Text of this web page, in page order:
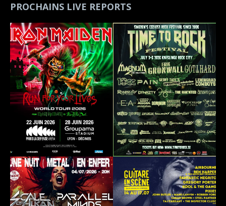
PROCHAINS LIVE REPORTS